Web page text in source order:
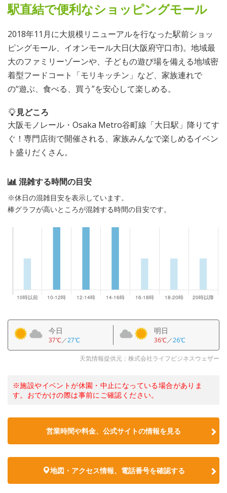
駅直結で便利なショッピングモール
2018年11月に大規模リニューアルを行なった駅前ショッ
ピングモール、イオンモール大日(大阪府守口市)。地域最
大のファミリーゾーンや、子どもの遊び場を備える地域密
着型フードコート「モリキッチン」など、家族連れで
の“遊ぶ、食べる、買う”を安心して楽しめる。
見どころ
大阪モノレール・Osaka Metro谷町線「大日駅」降りてす
ぐ！専門店街で開催される、家族みんなで楽しめるイベン
ト盛りだくさん。
混雑する時間の目安
※休日の混雑目安を表示しています。
棒グラフが高いところが混雑する時間の目安です。
今日
37℃／27℃
明日
36℃／26℃
天気情報提供元：株式会社ライフビジネスウェザー
※施設やイベントが休園・中止になっている場合がありま
す。おでかけの際は事前にご確認ください。
営業時間や料金、公式サイトの情報を見る
地図・アクセス情報、電話番号を確認する